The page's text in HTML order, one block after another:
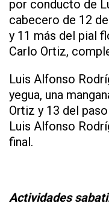
por conducto de
cabecero de 12
y 11 más del pial
Carlo Ortiz,
Luis Alfonso
yegua, una
Ortiz y 13 del
Luis Alfonso
final.
Actividades